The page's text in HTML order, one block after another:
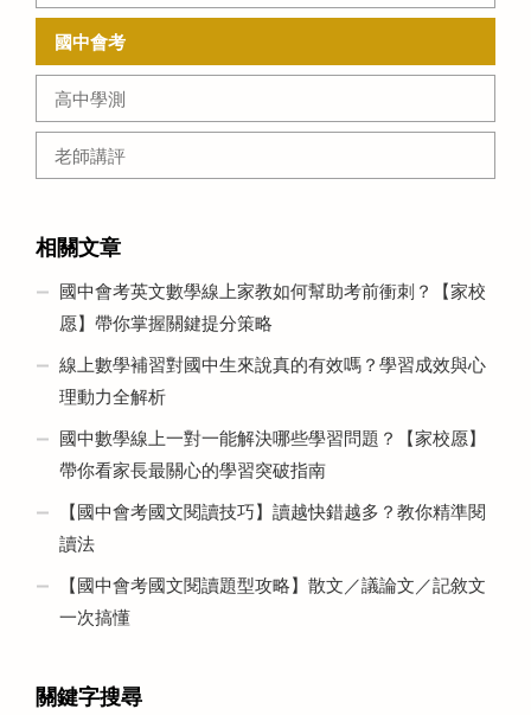
國中會考
高中學測
老師講評
相關文章
國中會考英文數學線上家教如何幫助考前衝刺？【家校
愿】帶你掌握關鍵提分策略
線上數學補習對國中生來說真的有效嗎？學習成效與心
理動力全解析
國中數學線上一對一能解決哪些學習問題？【家校愿】
帶你看家長最關心的學習突破指南
【國中會考國文閱讀技巧】讀越快錯越多？教你精準閱
讀法
【國中會考國文閱讀題型攻略】散文／議論文／記敘文
一次搞懂
關鍵字搜尋